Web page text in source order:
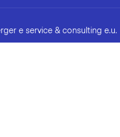
e service & consulting e.u.